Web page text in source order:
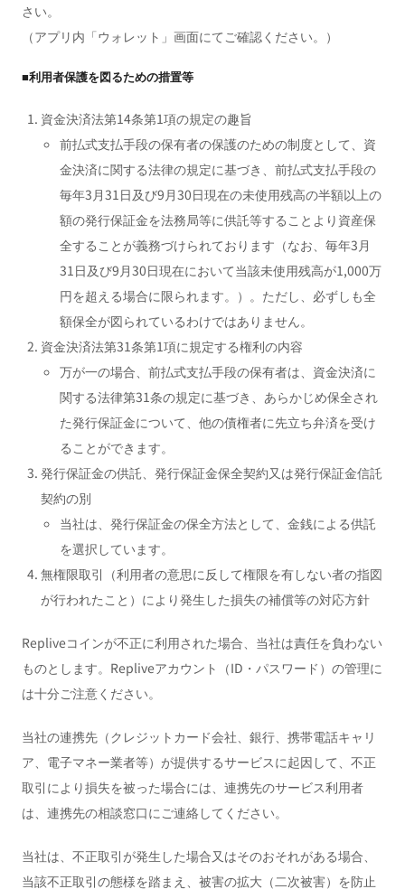
さい。
（アプリ内「ウォレット」画面にてご確認ください。）
■利用者保護を図るための措置等
資金決済法第14条第1項の規定の趣旨
前払式支払手段の保有者の保護のための制度として、資
金決済に関する法律の規定に基づき、前払式支払手段の
毎年3月31日及び9月30日現在の未使用残高の半額以上の
額の発行保証金を法務局等に供託等することより資産保
全することが義務づけられております（なお、毎年3月
31日及び9月30日現在において当該未使用残高が1,000万
円を超える場合に限られます。）。ただし、必ずしも全
額保全が図られているわけではありません。
資金決済法第31条第1項に規定する権利の内容
万が一の場合、前払式支払手段の保有者は、資金決済に
関する法律第31条の規定に基づき、あらかじめ保全され
た発行保証金について、他の債権者に先立ち弁済を受け
ることができます。
発行保証金の供託、発行保証金保全契約又は発行保証金信託
契約の別
当社は、発行保証金の保全方法として、金銭による供託
を選択しています。
無権限取引（利用者の意思に反して権限を有しない者の指図
が行われたこと）により発生した損失の補償等の対応方針
Repliveコインが不正に利用された場合、当社は責任を負わない
ものとします。Repliveアカウント（ID・パスワード）の管理に
は十分ご注意ください。
当社の連携先（クレジットカード会社、銀行、携帯電話キャリ
ア、電子マネー業者等）が提供するサービスに起因して、不正
取引により損失を被った場合には、連携先のサービス利用者
は、連携先の相談窓口にご連絡してください。
当社は、不正取引が発生した場合又はそのおそれがある場合、
当該不正取引の態様を踏まえ、被害の拡大（二次被害）を防止